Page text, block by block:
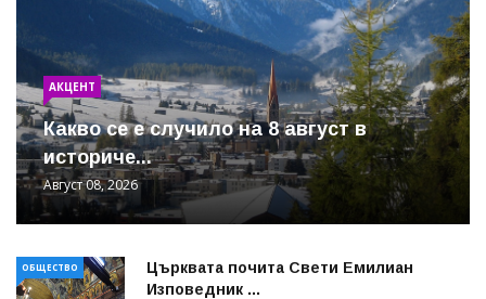
АКЦЕНТ
Какво се е случило на 8 август в
историче...
Август 08, 2026
ОБЩЕСТВО
Църквата почита Свeти Емилиан
Изповедник ...